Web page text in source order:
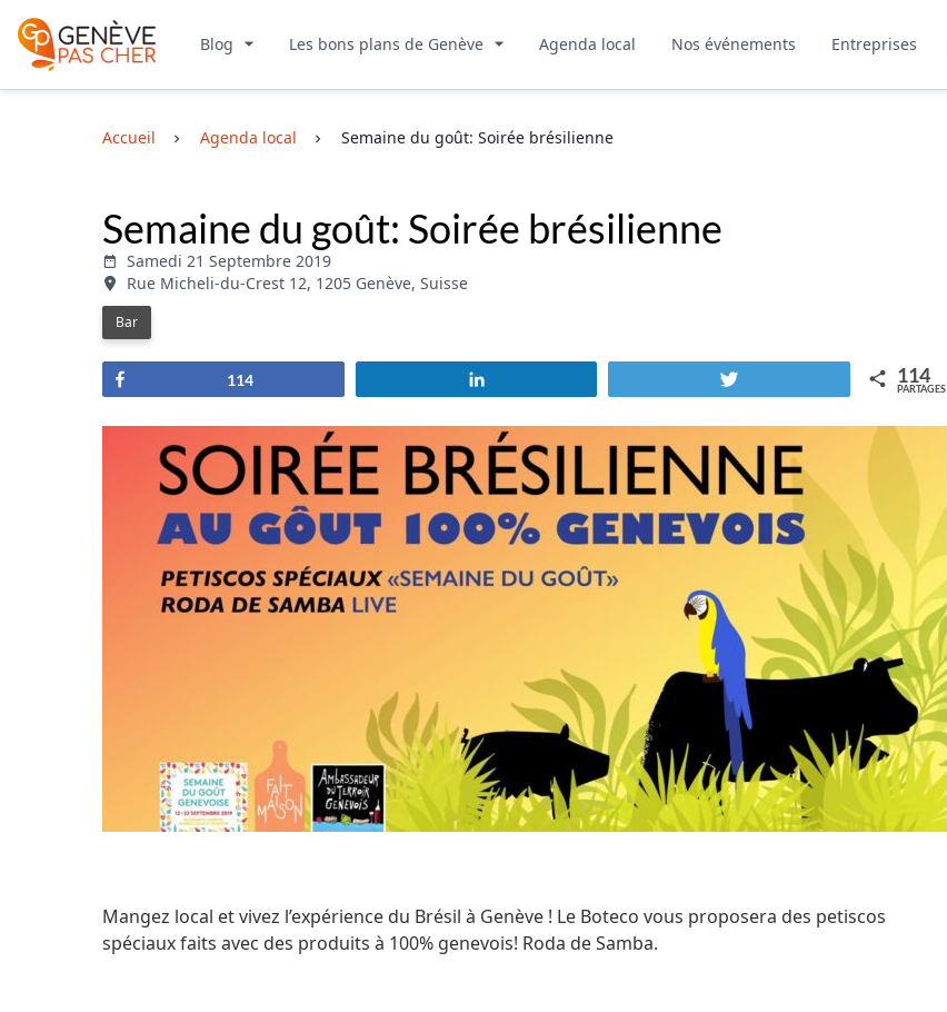
Blog Les bons plans de Genève Agenda local Nos événements Entreprises
Accueil Agenda local Semaine du goût: Soirée brésilienne
Semaine du goût: Soirée brésilienne
Samedi 21 Septembre 2019
Rue Micheli-du-Crest 12, 1205 Genève, Suisse
Bar
114 114
PARTAGES
Mangez local et vivez l’expérience du Brésil à Genève ! Le Boteco vous proposera des petiscos
spéciaux faits avec des produits à 100% genevois! Roda de Samba.